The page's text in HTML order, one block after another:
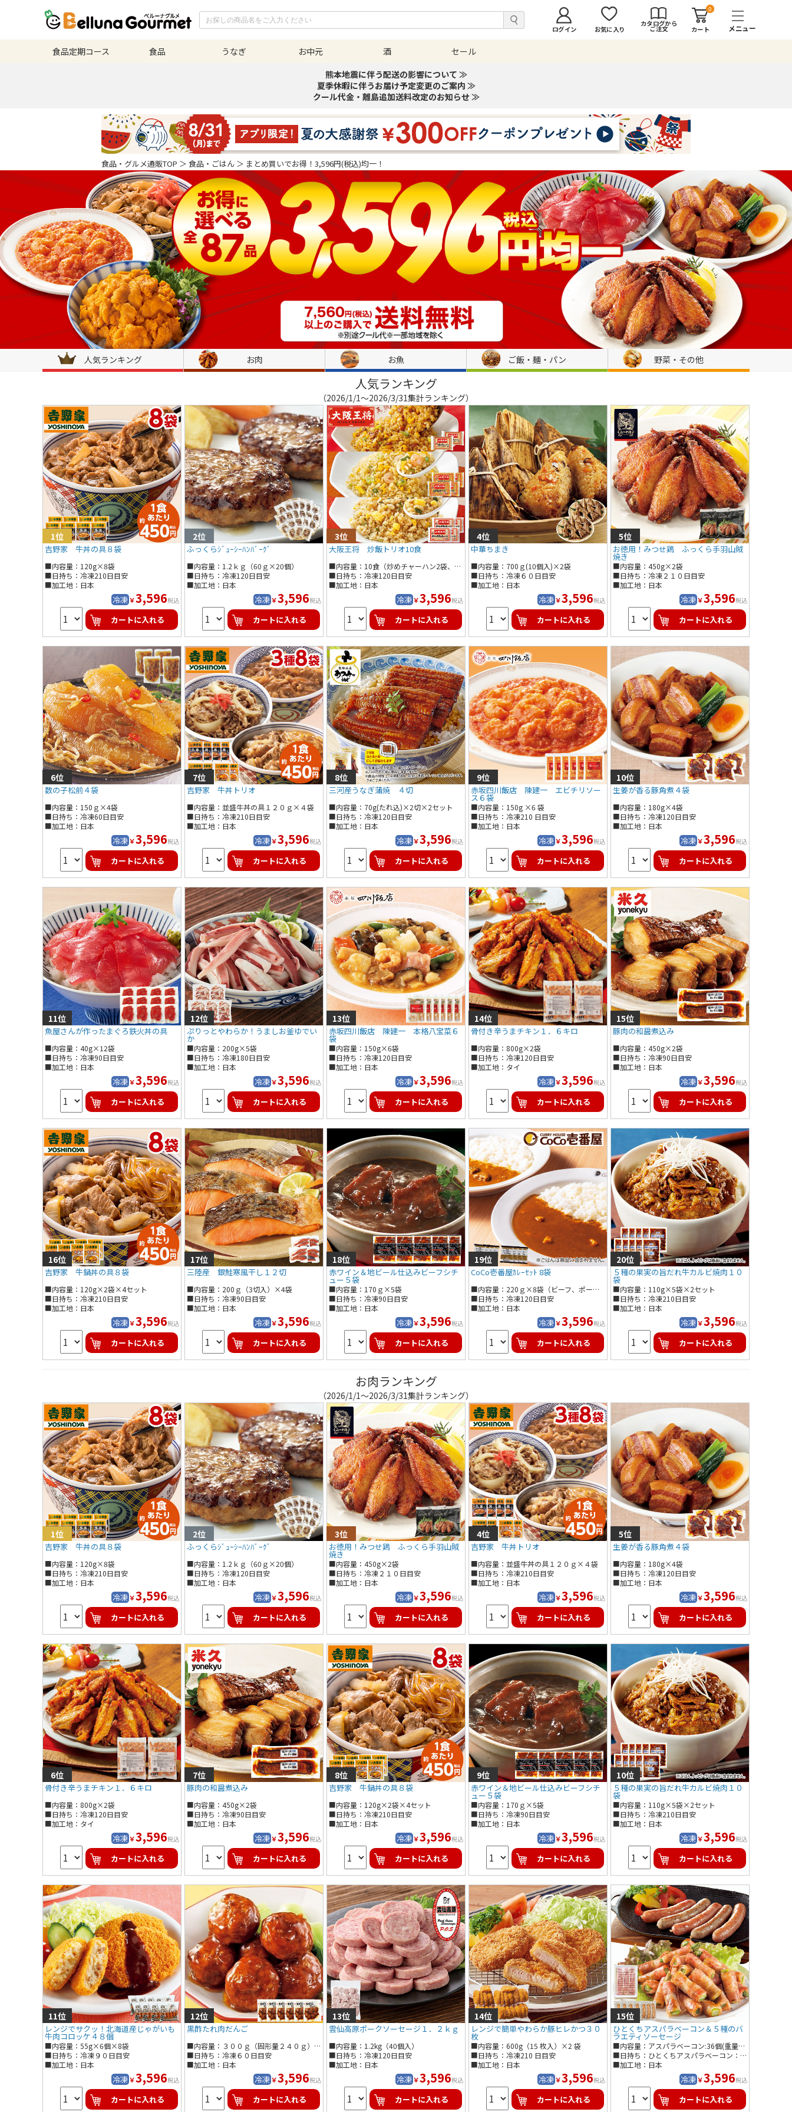
ログイン お気に入り
カタログから
ご注文
0
カート
食品定期コース 食品 うなぎ お中元 酒
セール
熊本地震に伴う配送の影響について ≫
夏季休暇に伴うお届け予定変更のご案内 ≫
クール代金・離島追加送料改定のお知らせ ≫
食品・グルメ通販TOP ＞ 食品・ごはん ＞ まとめ買いでお得！3,596円(税込)均一！
人気ランキング お肉 お魚 ご飯・麺・パン 野菜・その他
人気ランキング
（2026/1/1～2026/3/31集計ランキング）
吉野家 牛丼の具８袋
■内容量：120g×8袋
■日持ち：冷凍210日目安
■加工地：日本
冷凍 ￥3,596税込
カートに入れる
ふっくらｼﾞｭｰｼｰﾊﾝﾊﾞｰｸﾞ
■内容量：1.2ｋｇ（60ｇ×20個）
■日持ち：冷凍120日目安
■加工地：日本
冷凍 ￥3,596税込
カートに入れる
大阪王将 炒飯トリオ10食
■内容量：10食（炒めチャーハン2袋、エビ塩チャーハン4袋、ガーリックチャーハン4袋）
■日持ち：冷凍120日目安
■加工地：日本
冷凍 ￥3,596税込
カートに入れる
中華ちまき
■内容量：700ｇ(10個入)×2袋
■日持ち：冷凍６０日目安
■加工地：日本
冷凍 ￥3,596税込
カートに入れる
お徳用！みつせ鶏 ふっくら手羽山賊
焼き
■内容量：450g×2袋
■日持ち：冷凍２１０日目安
■加工地：日本
冷凍 ￥3,596税込
カートに入れる
数の子松前４袋
■内容量：150ｇ×4袋
■日持ち：冷凍60日目安
■加工地：日本
冷凍 ￥3,596税込
カートに入れる
吉野家 牛丼トリオ
■内容量：並盛牛丼の具１２０ｇ×４袋
牛焼肉丼の具１２０ｇ×２袋
牛鍋丼の具１２０ｇ×２袋
■日持ち：冷凍210日目安
■加工地：日本
冷凍 ￥3,596税込
カートに入れる
三河産うなぎ蒲焼 ４切
■内容量：70g(たれ込)×2切×2セット
■日持ち：冷凍120日目安
■加工地：日本
冷凍 ￥3,596税込
カートに入れる
赤坂四川飯店 陳建一 エビチリソー
ス６袋
■内容量：150g ×6 袋
■日持ち：冷凍210 日目安
■加工地：日本
冷凍 ￥3,596税込
カートに入れる
生姜が香る豚角煮４袋
■内容量：180g×4袋
■日持ち：冷凍120日目安
■加工地：日本
冷凍 ￥3,596税込
カートに入れる
魚屋さんが作ったまぐろ鉄火丼の具
■内容量：40g×12袋
■日持ち：冷凍90日目安
■加工地：日本
冷凍 ￥3,596税込
カートに入れる
ぷりっとやわらか！うましお釜ゆでい
か
■内容量：200g×5袋
■日持ち：冷凍180日目安
■加工地：日本
冷凍 ￥3,596税込
カートに入れる
赤坂四川飯店 陳建一 本格八宝菜６
袋
■内容量：150g×6袋
■日持ち：冷凍120日目安
■加工地：日本
冷凍 ￥3,596税込
カートに入れる
骨付き辛うまチキン１．６キロ
■内容量：800g×2袋
■日持ち：冷凍120日目安
■加工地：タイ
冷凍 ￥3,596税込
カートに入れる
豚肉の和醤煮込み
■内容量：450g×2袋
■日持ち：冷凍90日目安
■加工地：日本
冷凍 ￥3,596税込
カートに入れる
吉野家 牛鍋丼の具８袋
■内容量：120g×2袋×4セット
■日持ち：冷凍210日目安
■加工地：日本
冷凍 ￥3,596税込
カートに入れる
三陸産 銀鮭寒風干し１２切
■内容量：200ｇ（3切入）×4袋
■日持ち：冷凍90日目安
■加工地：日本
冷凍 ￥3,596税込
カートに入れる
赤ワイン＆地ビール仕込みビーフシチ
ュー５袋
■内容量：170ｇ×5袋
■日持ち：冷凍90日目安
■加工地：日本
冷凍 ￥3,596税込
カートに入れる
CoCo壱番屋ｶﾚｰｾｯﾄ 8袋
■内容量：220ｇ×8袋（ビーフ、ポーク×各4袋）
■日持ち：冷凍120日目安
■加工地：日本
冷凍 ￥3,596税込
カートに入れる
５種の果実の旨だれ牛カルビ焼肉１０
袋
■内容量：110g×5袋×2セット
■日持ち：冷凍210日目安
■加工地：日本
冷凍 ￥3,596税込
カートに入れる
お肉ランキング
（2026/1/1～2026/3/31集計ランキング）
吉野家 牛丼の具８袋
■内容量：120g×8袋
■日持ち：冷凍210日目安
■加工地：日本
冷凍 ￥3,596税込
カートに入れる
ふっくらｼﾞｭｰｼｰﾊﾝﾊﾞｰｸﾞ
■内容量：1.2ｋｇ（60ｇ×20個）
■日持ち：冷凍120日目安
■加工地：日本
冷凍 ￥3,596税込
カートに入れる
お徳用！みつせ鶏 ふっくら手羽山賊
焼き
■内容量：450g×2袋
■日持ち：冷凍２１０日目安
■加工地：日本
冷凍 ￥3,596税込
カートに入れる
吉野家 牛丼トリオ
■内容量：並盛牛丼の具１２０ｇ×４袋
牛焼肉丼の具１２０ｇ×２袋
牛鍋丼の具１２０ｇ×２袋
■日持ち：冷凍210日目安
■加工地：日本
冷凍 ￥3,596税込
カートに入れる
生姜が香る豚角煮４袋
■内容量：180g×4袋
■日持ち：冷凍120日目安
■加工地：日本
冷凍 ￥3,596税込
カートに入れる
骨付き辛うまチキン１．６キロ
■内容量：800g×2袋
■日持ち：冷凍120日目安
■加工地：タイ
冷凍 ￥3,596税込
カートに入れる
豚肉の和醤煮込み
■内容量：450g×2袋
■日持ち：冷凍90日目安
■加工地：日本
冷凍 ￥3,596税込
カートに入れる
吉野家 牛鍋丼の具８袋
■内容量：120g×2袋×4セット
■日持ち：冷凍210日目安
■加工地：日本
冷凍 ￥3,596税込
カートに入れる
赤ワイン＆地ビール仕込みビーフシチ
ュー５袋
■内容量：170ｇ×5袋
■日持ち：冷凍90日目安
■加工地：日本
冷凍 ￥3,596税込
カートに入れる
５種の果実の旨だれ牛カルビ焼肉１０
袋
■内容量：110g×5袋×2セット
■日持ち：冷凍210日目安
■加工地：日本
冷凍 ￥3,596税込
カートに入れる
レンジでサクッ！北海道産じゃがいも
牛肉コロッケ４８個
■内容量：55g×6個×8袋
■日持ち：冷凍９０日目安
■加工地：日本
冷凍 ￥3,596税込
カートに入れる
黒酢たれ肉だんご
■内容量：３００ｇ（固形量２４０ｇ）×６袋
■日持ち：冷凍６０日目安
■加工地：日本
冷凍 ￥3,596税込
カートに入れる
雲仙高原ポークソーセージ１．２ｋｇ
■内容量：1.2kg（40個入）
■日持ち：冷凍120日目安
■加工地：日本
冷凍 ￥3,596税込
カートに入れる
レンジで簡単やわらか豚ヒレかつ３０
枚
■内容量：600g（15 枚入）×2 袋
■日持ち：冷凍210 日目安
■加工地：日本
冷凍 ￥3,596税込
カートに入れる
ひとくちアスパラベーコン＆５種のバ
ラエティソーセージ
■内容量：アスパラベーコン:36個(重量目安: 1個当たり8g)､5種のソーセージ:130g(5本入)×5袋
■日持ち：ひとくちアスパラベーコン：冷凍60日目安、５種のバラエティソーセージ：冷凍90日目安
■加工地：日本
冷凍 ￥3,596税込
カートに入れる